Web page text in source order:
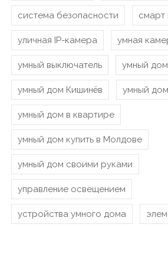
система безопасности смарт
уличная IP-камера умная
умный выключатель умный дом
умный дом Кишинёв умный
умный дом в квартире
умный дом купить в Молдове
умный дом своими руками
управление освещением
устройства умного дома